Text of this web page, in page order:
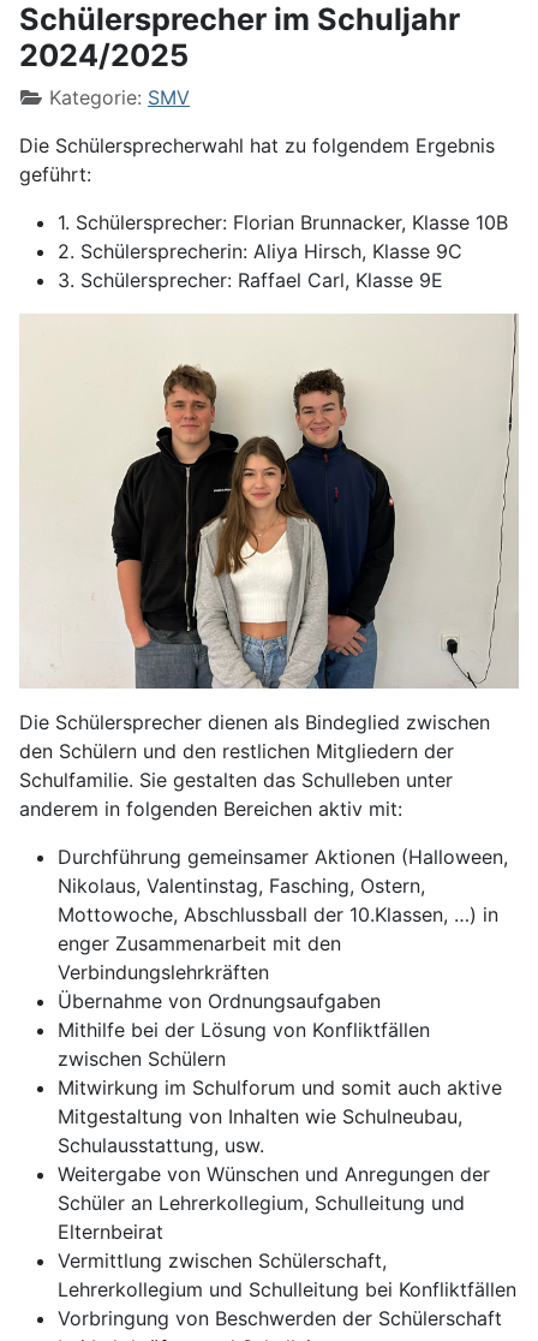
Schülersprecher im Schuljahr
2024/2025
Kategorie: SMV
Die Schülersprecherwahl hat zu folgendem Ergebnis
geführt:
1. Schülersprecher: Florian Brunnacker, Klasse 10B
2. Schülersprecherin: Aliya Hirsch, Klasse 9C
3. Schülersprecher: Raffael Carl, Klasse 9E
Die Schülersprecher dienen als Bindeglied zwischen
den Schülern und den restlichen Mitgliedern der
Schulfamilie. Sie gestalten das Schulleben unter
anderem in folgenden Bereichen aktiv mit:
Durchführung gemeinsamer Aktionen (Halloween,
Nikolaus, Valentinstag, Fasching, Ostern,
Mottowoche, Abschlussball der 10.Klassen, …) in
enger Zusammenarbeit mit den
Verbindungslehrkräften
Übernahme von Ordnungsaufgaben
Mithilfe bei der Lösung von Konfliktfällen
zwischen Schülern
Mitwirkung im Schulforum und somit auch aktive
Mitgestaltung von Inhalten wie Schulneubau,
Schulausstattung, usw.
Weitergabe von Wünschen und Anregungen der
Schüler an Lehrerkollegium, Schulleitung und
Elternbeirat
Vermittlung zwischen Schülerschaft,
Lehrerkollegium und Schulleitung bei Konfliktfällen
Vorbringung von Beschwerden der Schülerschaft